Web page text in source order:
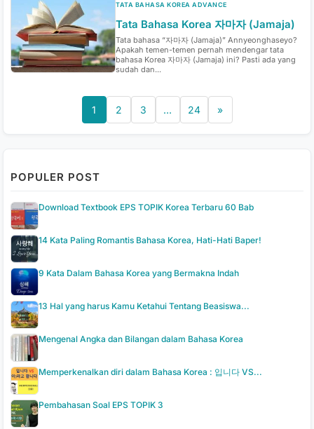
TATA BAHASA KOREA ADVANCE
Tata Bahasa Korea 자마자 (Jamaja)
Tata bahasa “자마자 (Jamaja)” Annyeonghaseyo?
Apakah temen-temen pernah mendengar tata
bahasa Korea 자마자 (Jamaja) ini? Pasti ada yang
sudah dan...
1 2 3 … 24 »
POPULER POST
Download Textbook EPS TOPIK Korea Terbaru 60 Bab
14 Kata Paling Romantis Bahasa Korea, Hati-Hati Baper!
9 Kata Dalam Bahasa Korea yang Bermakna Indah
13 Hal yang harus Kamu Ketahui Tentang Beasiswa...
Mengenal Angka dan Bilangan dalam Bahasa Korea
Memperkenalkan diri dalam Bahasa Korea : 입니다 VS...
Pembahasan Soal EPS TOPIK 3